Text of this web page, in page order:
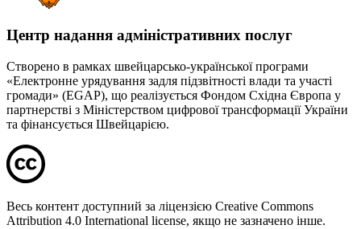
Центр надання адміністративних послуг
Створено в рамках швейцарсько-української програми
«Електронне урядування задля підзвітності влади та участі
громади» (EGAP), що реалізується Фондом Східна Європа у
партнерстві з Міністерством цифрової трансформації України
та фінансується Швейцарією.
Весь контент доступний за ліцензією Creative Commons
Attribution 4.0 International license, якщо не зазначено інше.